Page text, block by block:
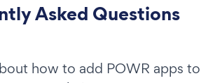
Asked Questions
how to add POWR apps to